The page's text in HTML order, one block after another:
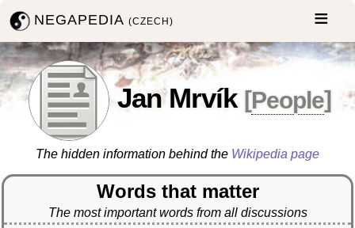
NEGAPEDIA(CZECH)
Jan Mrvík [People]
The hidden information behind the Wikipedia page
Words that matter
The most important words from all discussions